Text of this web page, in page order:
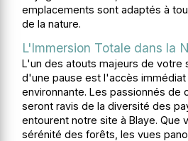
emplacements sont adaptés à
de la nature.
L'Immersion Totale dans la
L'un des atouts majeurs de votre
d'une pause est l'accès immédiat
environnante. Les passionnés de
seront ravis de la diversité des
entourent notre site à Blaye. Que
sérénité des forêts, les vues